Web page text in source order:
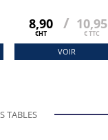
8,90
€HT
/ 10,95
€ TTC
VOIR
TABLES